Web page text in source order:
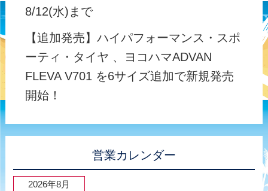
8/12(水)まで
【追加発売】ハイパフォーマンス・スポ
ーティ・タイヤ 、ヨコハマADVAN
FLEVA V701 を6サイズ追加で新規発売
開始！
営業カレンダー
2026年8月